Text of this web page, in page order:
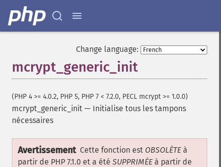
Change language:
mcrypt_generic_init
(PHP 4 >= 4.0.2, PHP 5, PHP 7 < 7.2.0, PECL mcrypt >= 1.0.0)
mcrypt_generic_init — Initialise tous les tampons
nécessaires
Avertissement Cette fonction est OBSOLÈTEà
partir de PHP 7.1.0 et a été SUPPRIMÉEà partir de